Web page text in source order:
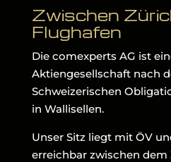
Zwischen
Flughafen
Die comexperts AG ist
Aktiengesellschaft nach
Schweizerischen
in Wallisellen.
Unser Sitz liegt mit ÖV
erreichbar zwischen